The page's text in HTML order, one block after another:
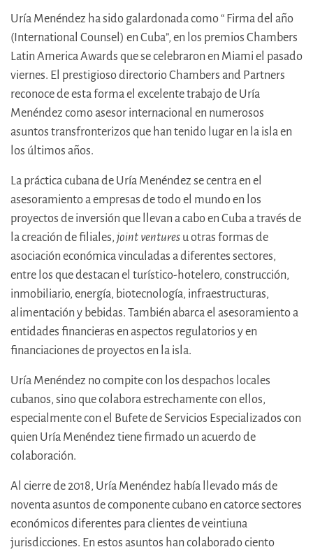
Uría Menéndez ha sido galardonada como “ Firma del año
(International Counsel) en Cuba”, en los premios Chambers
Latin America Awards que se celebraron en Miami el pasado
viernes. El prestigioso directorio Chambers and Partners
reconoce de esta forma el excelente trabajo de Uría
Menéndez como asesor internacional en numerosos
asuntos transfronterizos que han tenido lugar en la isla en
los últimos años.
La práctica cubana de Uría Menéndez se centra en el
asesoramiento a empresas de todo el mundo en los
proyectos de inversión que llevan a cabo en Cuba a través de
la creación de filiales, joint ventures u otras formas de
asociación económica vinculadas a diferentes sectores,
entre los que destacan el turístico-hotelero, construcción,
inmobiliario, energía, biotecnología, infraestructuras,
alimentación y bebidas. También abarca el asesoramiento a
entidades financieras en aspectos regulatorios y en
financiaciones de proyectos en la isla.
Uría Menéndez no compite con los despachos locales
cubanos, sino que colabora estrechamente con ellos,
especialmente con el Bufete de Servicios Especializados con
quien Uría Menéndez tiene firmado un acuerdo de
colaboración.
Al cierre de 2018, Uría Menéndez había llevado más de
noventa asuntos de componente cubano en catorce sectores
económicos diferentes para clientes de veintiuna
jurisdicciones. En estos asuntos han colaborado ciento